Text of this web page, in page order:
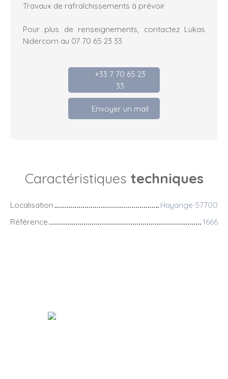
Travaux de rafraîchissements à prévoir
Pour plus de renseignements, contactez Lukas
Nidercorn au 07 70 65 23 33
+33 7 70 65 23
33
Envoyer un mail
Caractéristiques techniques
Localisation
Hayange 57700
Référence
1666